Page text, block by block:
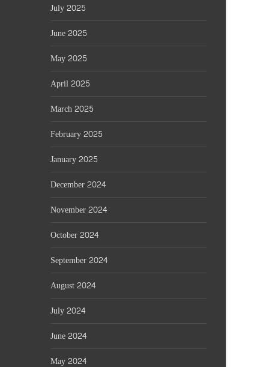
July 2025
June 2025
May 2025
April 2025
March 2025
February 2025
January 2025
December 2024
November 2024
October 2024
September 2024
August 2024
July 2024
June 2024
May 2024